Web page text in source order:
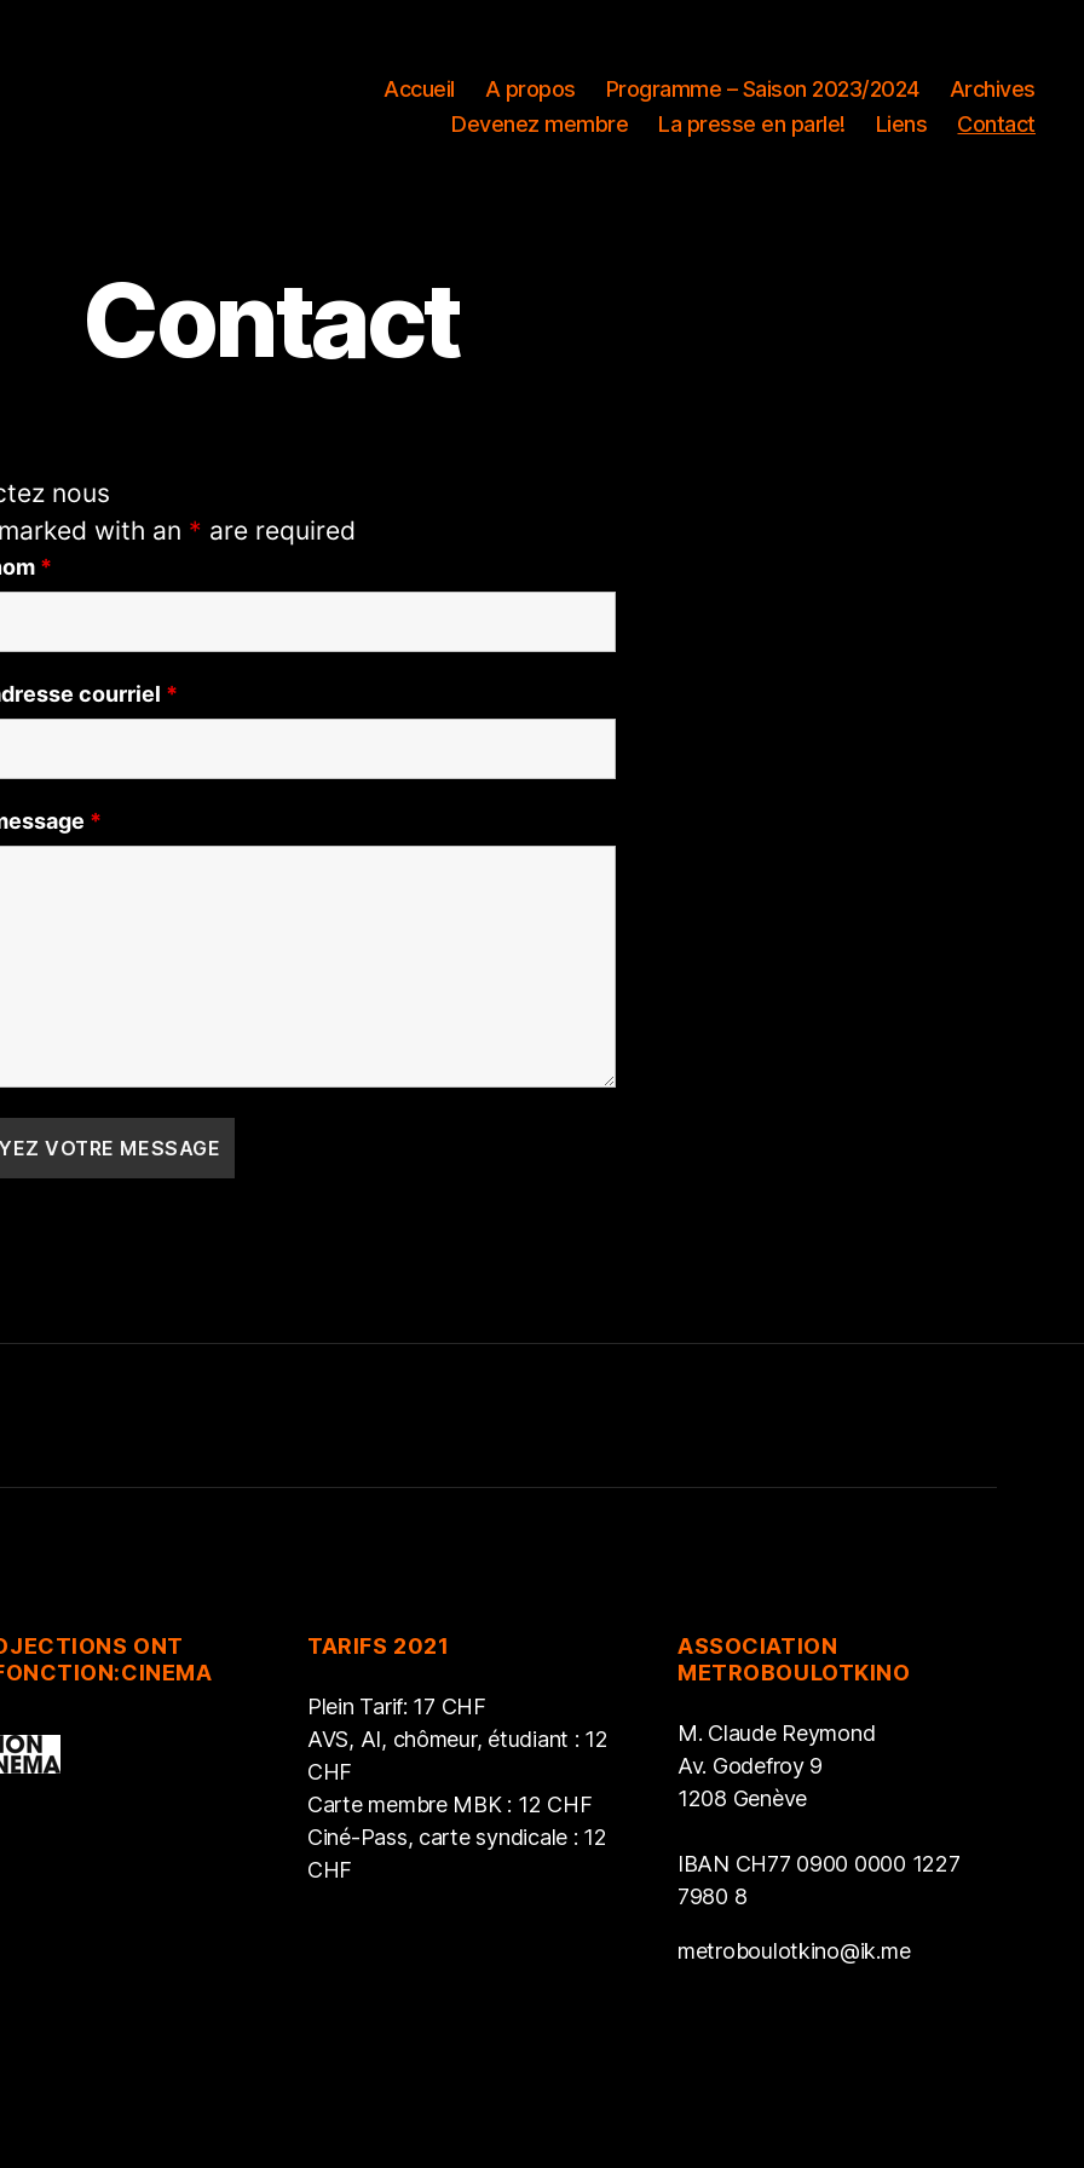
Accueil A propos Programme – Saison 2023/2024
Archives
Devenez membre
La presse en parle! Liens Contact
Contact
nous
with an * are required
*
courriel *
*
ONT
TARIFS 2021
Plein Tarif: 17 CHF
AVS, AI, chômeur, étudiant : 12
CHF
Carte membre MBK : 12 CHF
Ciné-Pass, carte syndicale : 12
CHF
ASSOCIATION
METROBOULOTKINO
M. Claude Reymond
Av. Godefroy 9
1208 Genève
IBAN CH77 0900 0000 1227
7980 8
metroboulotkino@ik.me